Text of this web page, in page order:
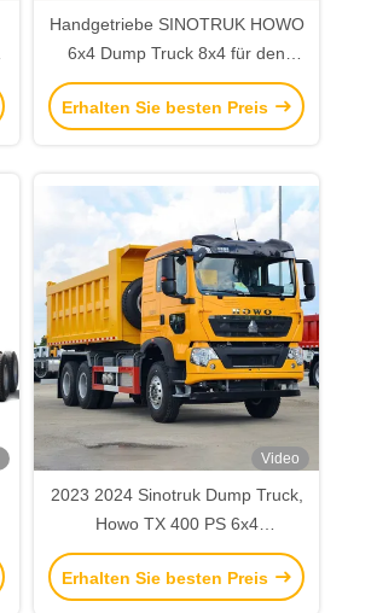
Handgetriebe SINOTRUK HOWO
6x4 Dump Truck 8x4 für den
Transport schwerer Güter
Erhalten Sie besten Preis
Video
2023 2024 Sinotruk Dump Truck,
Howo TX 400 PS 6x4
Bergbaufahrzeug Manuelle
Getriebe
Erhalten Sie besten Preis